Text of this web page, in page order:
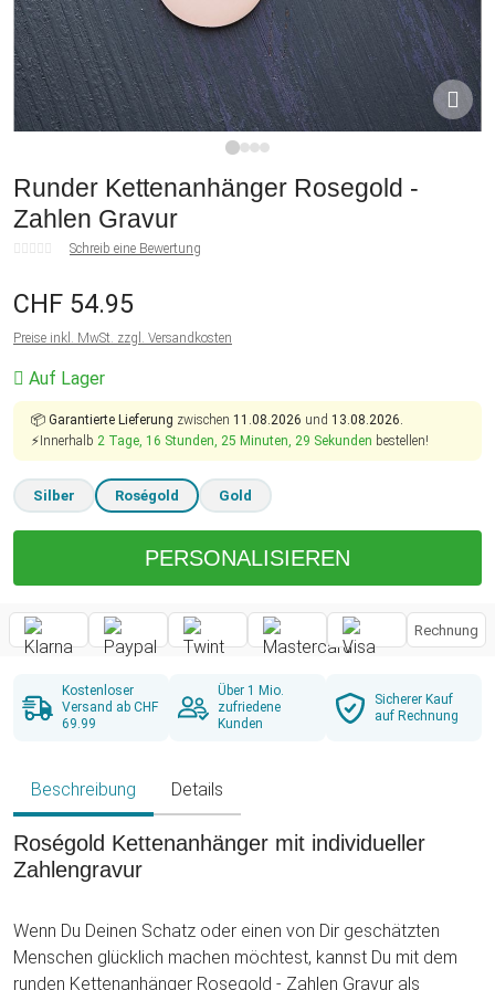
Runder Kettenanhänger Rosegold -
Zahlen Gravur
Schreib eine Bewertung
CHF 54.95
Preise inkl. MwSt. zzgl. Versandkosten
Auf Lager
📦 Garantierte Lieferung zwischen 11.08.2026 und 13.08.2026.
⚡Innerhalb 2 Tage, 16 Stunden, 25 Minuten, 28 Sekunden bestellen!
Silber Roségold Gold
PERSONALISIEREN
Rechnung
Kostenloser
Versand ab CHF
69.99
Über 1 Mio.
zufriedene
Kunden
Sicherer Kauf
auf Rechnung
Beschreibung Details
Roségold Kettenanhänger mit individueller
Zahlengravur
Wenn Du Deinen Schatz oder einen von Dir geschätzten
Menschen glücklich machen möchtest, kannst Du mit dem
runden Kettenanhänger Rosegold - Zahlen Gravur als